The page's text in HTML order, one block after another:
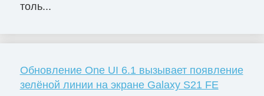
толь...
Обновление One UI 6.1 вызывает появление
зелёной линии на экране Galaxy S21 FE